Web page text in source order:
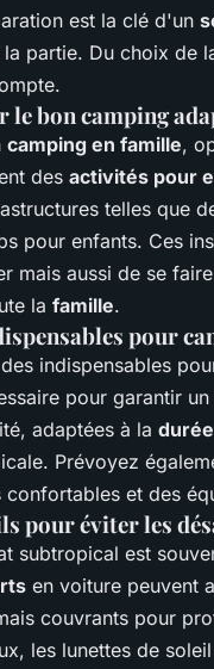
est la clé d'un
la partie. Du choix de
le bon camping
camping en famille,
des activités pour
telles que
pour enfants. Ces
mais aussi de se
la famille.
pour
indispensables
pour garantir un
adaptées à la durée
Prévoyez
confortables et des
pour éviter les
subtropical est
en voiture peuvent
couvrants pour
les lunettes de